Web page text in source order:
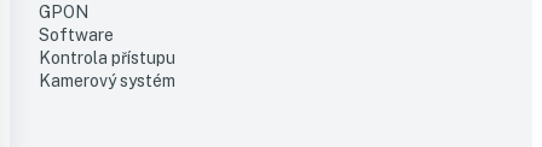
GPON
Software
Kontrola přístupu
Kamerový systém